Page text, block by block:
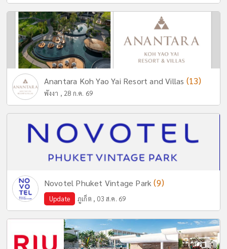
Anantara Koh Yao Yai Resort and Villas (13)
พังงา , 28 ก.ค. 69
Novotel Phuket Vintage Park(9)
Update ภูเก็ต , 03 ส.ค. 69